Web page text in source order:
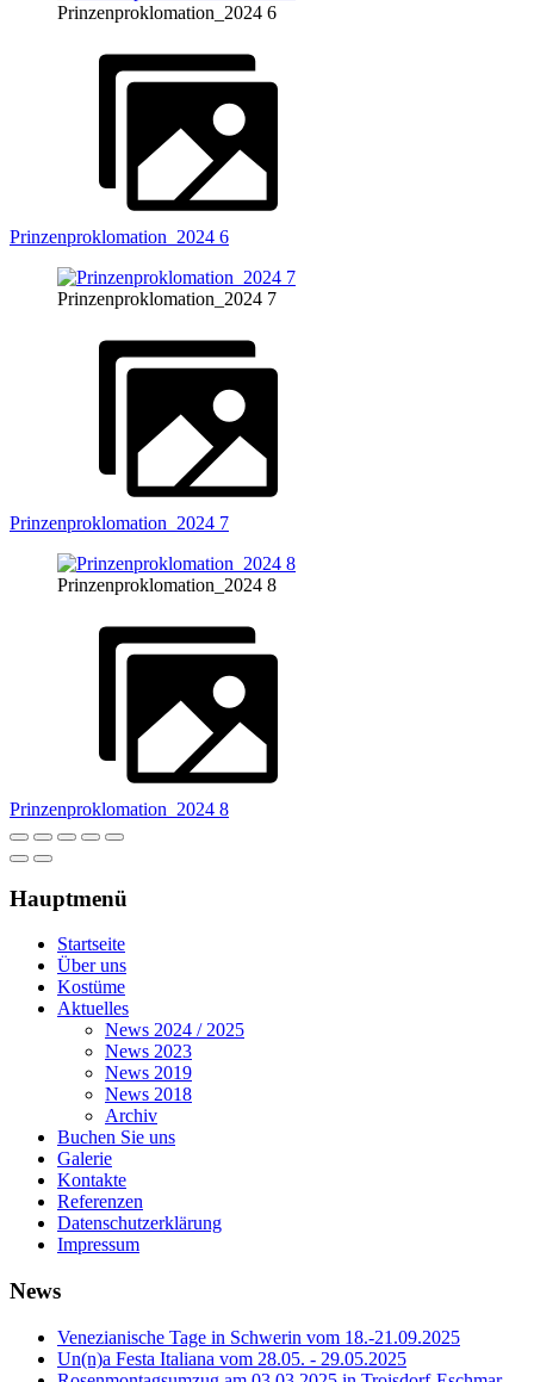
Prinzenproklomation_2024 6
Prinzenproklomation_2024 6
Prinzenproklomation_2024 7
Prinzenproklomation_2024 7
Prinzenproklomation_2024 8
Prinzenproklomation_2024 8
Hauptmenü
Startseite
Über uns
Kostüme
Aktuelles
News 2024 / 2025
News 2023
News 2019
News 2018
Archiv
Buchen Sie uns
Galerie
Kontakte
Referenzen
Datenschutzerklärung
Impressum
News
Venezianische Tage in Schwerin vom 18.-21.09.2025
Un(n)a Festa Italiana vom 28.05. - 29.05.2025